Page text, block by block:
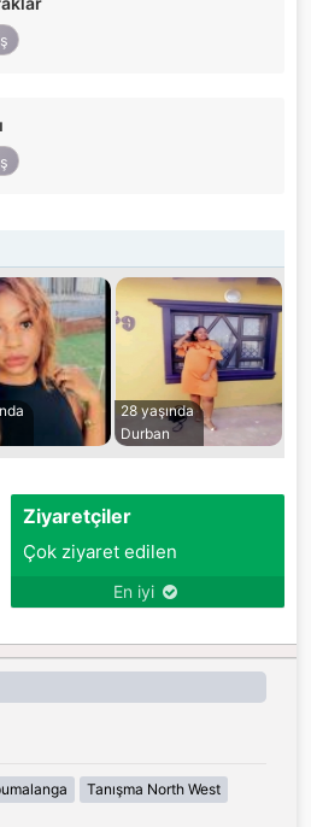
28 yaşında
Durban
Ziyaretçiler
Çok ziyaret edilen
En iyi
Tanışma North West